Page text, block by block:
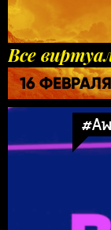
Все
16 ФЕВРАЛЯ